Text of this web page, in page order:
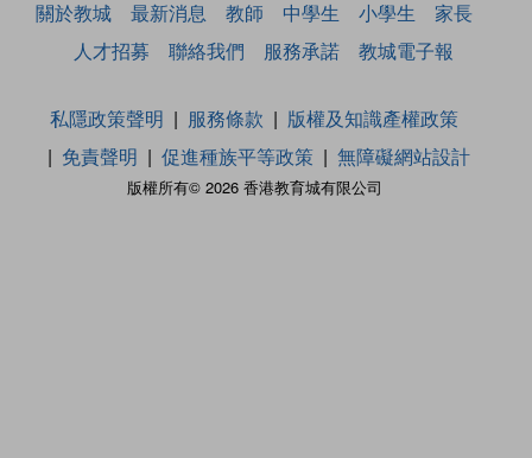
關於教城 最新消息 教師 中學生 小學生
家長
人才招募
聯絡我們 服務承諾 教城電子報
版權所有© 2026 香港教育城有限公司
私隱政策聲明 服務條款
版權及知識產權政策
免責聲明
促進種族平等政策 無障礙網站設計